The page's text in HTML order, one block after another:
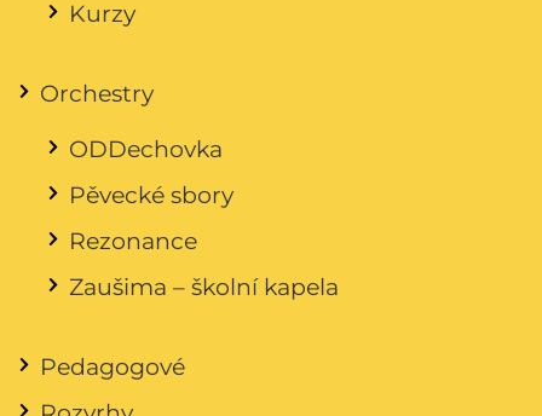
Kurzy
Orchestry
ODDechovka
Pěvecké sbory
Rezonance
Zaušima – školní kapela
Pedagogové